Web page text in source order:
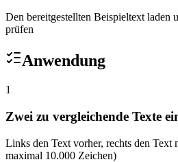
Den bereitgestellten Beispieltext laden
prüfen
Anwendung
1
Zwei zu vergleichende Texte
Links den Text vorher, rechts den Text
maximal 10.000 Zeichen)